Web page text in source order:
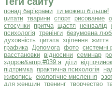
понад бар’єрами ти можеш більше!
цитати тварини спорт рисование
стосунки притча щастя неінвалід
психологія тренінги безумовна
духовність
цитата зцілення життя
графика Допомога фото системні
расстановки відносини семинар
здоров&amp;#039;я
діти відпочинок
підтримка практична психологія
живопись екологічне мислення
для женщин тренинг творчество